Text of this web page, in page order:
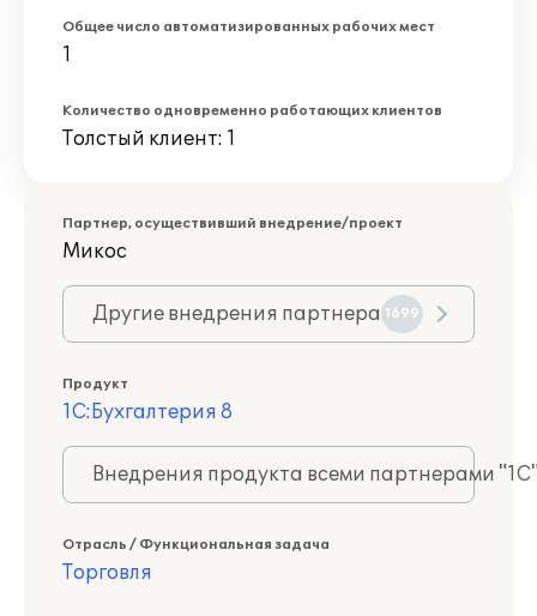
Общее число автоматизированных рабочих мест
1
Количество одновременно работающих клиентов
Толстый клиент: 1
Партнер, осуществивший внедрение/проект
Микос
Другие внедрения партнера 1699
Продукт
1С:Бухгалтерия 8
Внедрения продукта всеми партнерами
Отрасль / Функциональная задача
Торговля